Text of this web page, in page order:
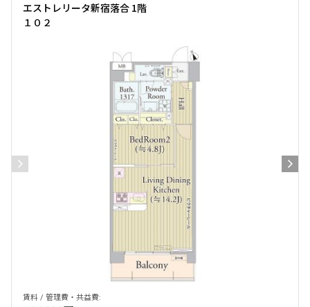
エストレリータ新宿落合 1階
１０２
賃料 / 管理費・共益費: